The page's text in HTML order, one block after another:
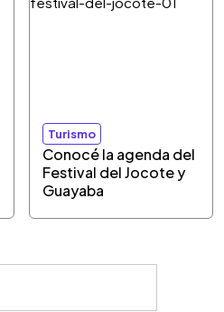
Turismo
Conocé la agenda del
Festival del Jocote y
Guayaba